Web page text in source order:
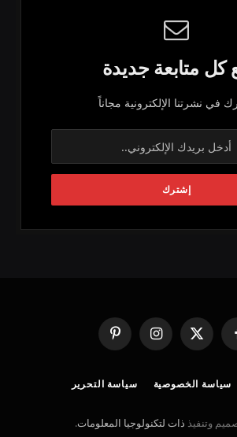
كل متابعة جديدة
في نشرتنا الإلكترونية مجاناً
X
(Twitter)
الانستغرامبينتيريست
سياسة الخصوصية سياسة التحرير
ذات لتكنولوجيا المعلومات.